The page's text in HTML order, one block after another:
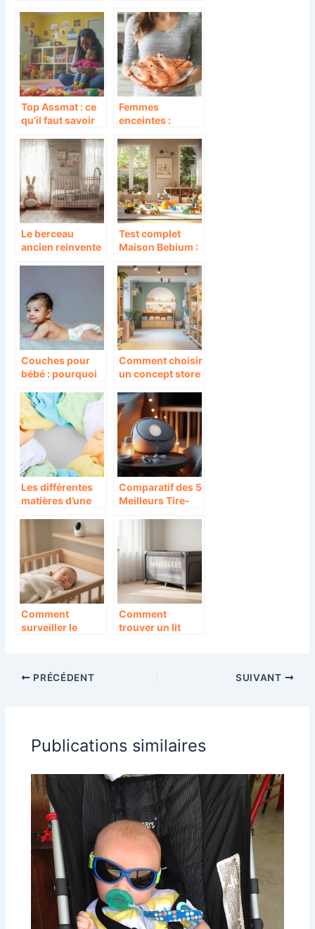
parentale : 5
matériaux
naturels et non-
toxiques à
privilégier
bijoux religieux
Top Assmat : ce
qu’il faut savoir
essentielles pour
devenir
assistante
maternelle
Femmes
enceintes :
consommer des
crevettes en
toute securite
Le berceau
ancien reinvente
bebe
Test complet
Maison Bebium :
detaillee pour
futurs parents
Couches pour
bébé : pourquoi
marque
incontournable ?
Comment choisir
un concept store
pour des achats
en ligne
responsables
Les différentes
matières d’une
bambou, coton,
chanvre, que
choisir ?
Comparatif des 5
Meilleurs Tire-
et Innovation
Comment
surveiller le
Comment
trouver un lit
PRÉCÉDENT SUIVANT
Publications similaires